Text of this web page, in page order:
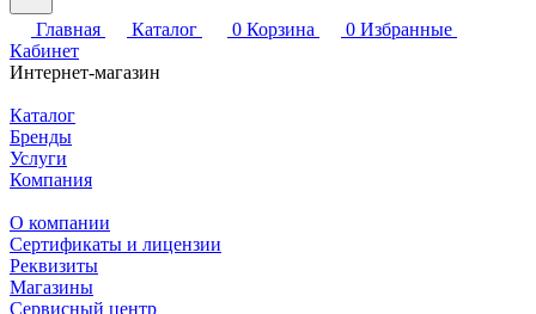
Главная Каталог 0 Корзина 0 Избранные
Кабинет
Интернет-магазин
Каталог
Бренды
Услуги
Компания
О компании
Сертификаты и лицензии
Реквизиты
Магазины
Сервисный центр